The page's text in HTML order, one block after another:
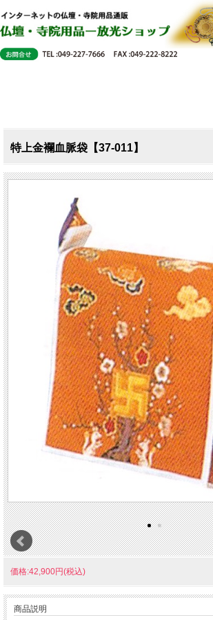
特上金襴血脈袋【37-011】
価格:42,900円(税込)
商品説明